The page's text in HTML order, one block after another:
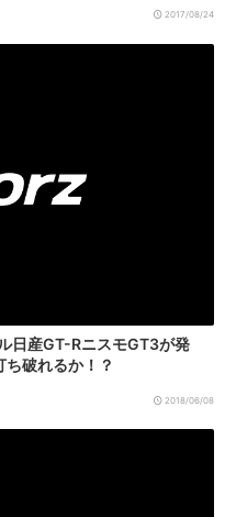
2017/08/24
日産GT-RニスモGT3が発
破れるか！？
2018/06/08